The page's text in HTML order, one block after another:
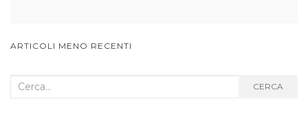
NAVIGAZIONE
ARTICOLI MENO RECENTI
Cerca
CERCA